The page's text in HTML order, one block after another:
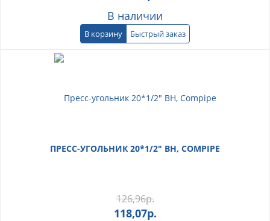
В наличии
В корзину Быстрый заказ
ПРЕСС-УГОЛЬНИК 20*1/2" ВН, COMPIPE
126,96р.
118,07р.